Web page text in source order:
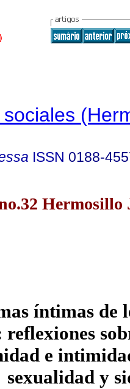
ISSN 0188-
Hermosillo
íntimas de
reflexiones
e
sexualidad y